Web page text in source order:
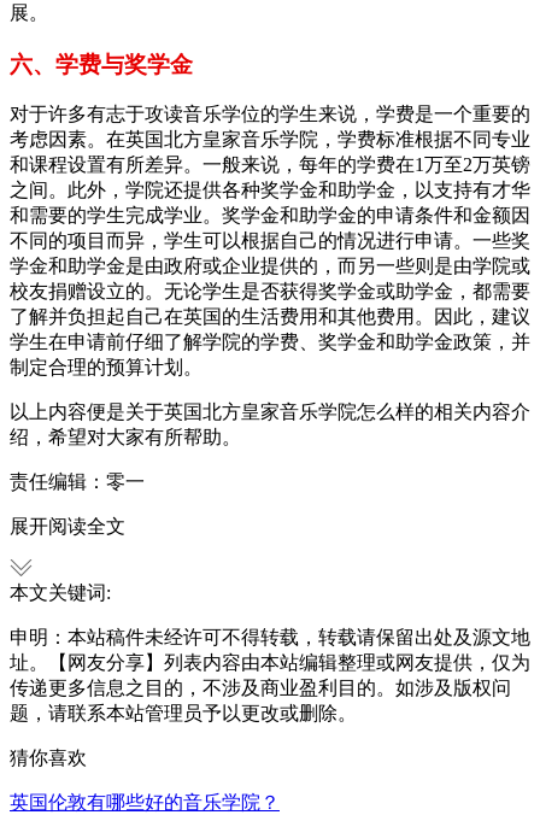
展。
六、学费与奖学金
对于许多有志于攻读音乐学位的学生来说，学费是一个重要的
考虑因素。在英国北方皇家音乐学院，学费标准根据不同专业
和课程设置有所差异。一般来说，每年的学费在1万至2万英镑
之间。此外，学院还提供各种奖学金和助学金，以支持有才华
和需要的学生完成学业。奖学金和助学金的申请条件和金额因
不同的项目而异，学生可以根据自己的情况进行申请。一些奖
学金和助学金是由政府或企业提供的，而另一些则是由学院或
校友捐赠设立的。无论学生是否获得奖学金或助学金，都需要
了解并负担起自己在英国的生活费用和其他费用。因此，建议
学生在申请前仔细了解学院的学费、奖学金和助学金政策，并
制定合理的预算计划。
以上内容便是关于英国北方皇家音乐学院怎么样的相关内容介
绍，希望对大家有所帮助。
责任编辑：零一
展开阅读全文
本文关键词:
申明：本站稿件未经许可不得转载，转载请保留出处及源文地
址。【网友分享】列表内容由本站编辑整理或网友提供，仅为
传递更多信息之目的，不涉及商业盈利目的。如涉及版权问
题，请联系本站管理员予以更改或删除。
猜你喜欢
英国伦敦有哪些好的音乐学院？